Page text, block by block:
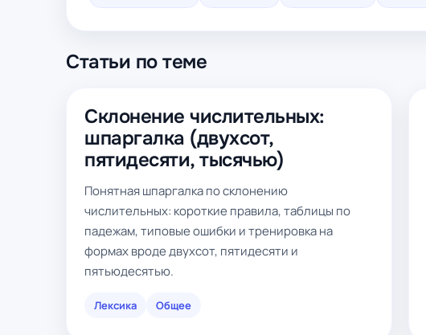
Статьи по теме
Склонение числительных:
шпаргалка (двухсот,
пятидесяти, тысячью)
Понятная шпаргалка по склонению
числительных: короткие правила, таблицы по
падежам, типовые ошибки и тренировка на
формах вроде двухсот, пятидесяти и
пятьюдесятью.
Лексика Общее